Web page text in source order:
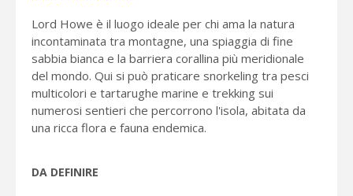
Lord Howe è il luogo ideale per chi ama la natura
incontaminata tra montagne, una spiaggia di fine
sabbia bianca e la barriera corallina più meridionale
del mondo. Qui si può praticare snorkeling tra pesci
multicolori e tartarughe marine e trekking sui
numerosi sentieri che percorrono l'isola, abitata da
una ricca flora e fauna endemica.
DA DEFINIRE